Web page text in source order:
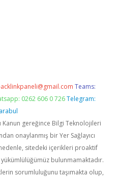
Teams:
0262 606 0 726 Telegram:
Kanun gereğince Bilgi Teknolojileri
onaylanmış bir Yer Sağlayıcı
sitedeki içerikleri proaktif
bulunmamaktadır.
sorumluluğunu taşımakta olup,